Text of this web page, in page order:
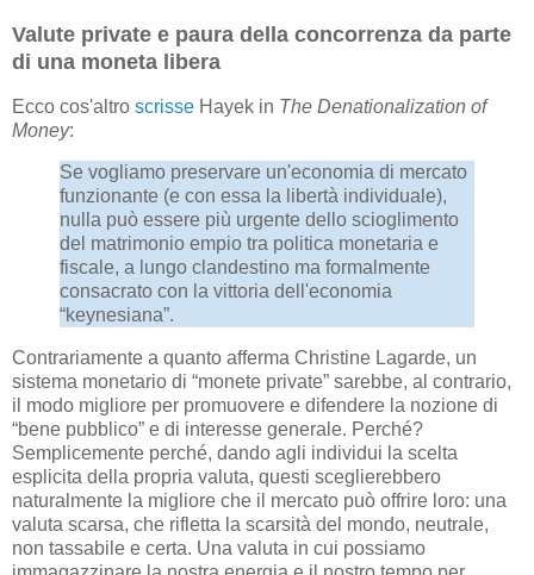
Valute private e paura della concorrenza da parte
di una moneta libera
Ecco cos'altro scrisse Hayek in The Denationalization of
Money:
Se vogliamo preservare un'economia di mercato
funzionante (e con essa la libertà individuale),
nulla può essere più urgente dello scioglimento
del matrimonio empio tra politica monetaria e
fiscale, a lungo clandestino ma formalmente
consacrato con la vittoria dell'economia
“keynesiana”.
Contrariamente a quanto afferma Christine Lagarde, un
sistema monetario di “monete private” sarebbe, al contrario,
il modo migliore per promuovere e difendere la nozione di
“bene pubblico” e di interesse generale. Perché?
Semplicemente perché, dando agli individui la scelta
esplicita della propria valuta, questi sceglierebbero
naturalmente la migliore che il mercato può offrire loro: una
valuta scarsa, che rifletta la scarsità del mondo, neutrale,
non tassabile e certa. Una valuta in cui possiamo